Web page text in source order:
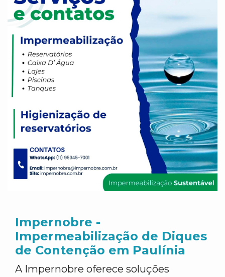
Impernobre -
Impermeabilização de Diques
de Contenção em Paulínia
A Impernobre oferece soluções